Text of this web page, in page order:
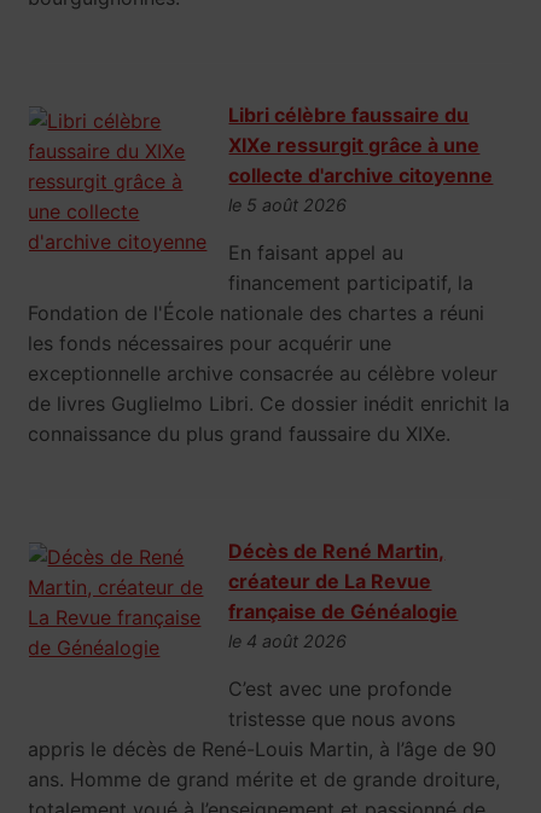
Libri célèbre faussaire du
XIXe ressurgit grâce à une
collecte d'archive citoyenne
le 5 août 2026
En faisant appel au
financement participatif, la
Fondation de l'École nationale des chartes a réuni
les fonds nécessaires pour acquérir une
exceptionnelle archive consacrée au célèbre voleur
de livres Guglielmo Libri. Ce dossier inédit enrichit la
connaissance du plus grand faussaire du XIXe.
Décès de René Martin,
créateur de La Revue
française de Généalogie
le 4 août 2026
C’est avec une profonde
tristesse que nous avons
appris le décès de René-Louis Martin, à l’âge de 90
ans. Homme de grand mérite et de grande droiture,